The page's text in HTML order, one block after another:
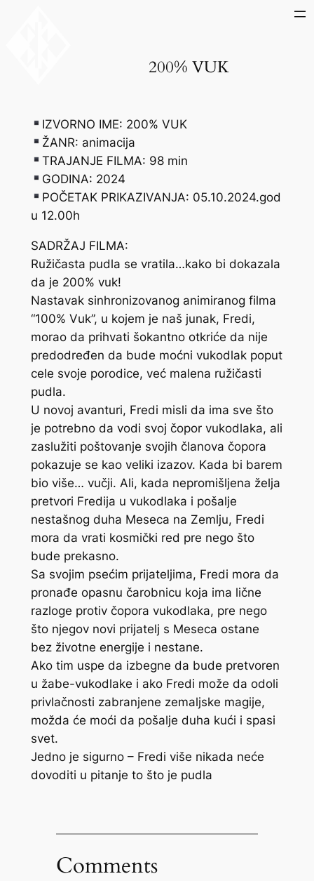
200% VUK
IZVORNO IME: 200% VUK
ŽANR: animacija
TRAJANJE FILMA: 98 min
GODINA: 2024
POČETAK PRIKAZIVANJA: 05.10.2024.god
u 12.00h
SADRŽAJ FILMA:
Ružičasta pudla se vratila…kako bi dokazala
da je 200% vuk!
Nastavak sinhronizovanog animiranog filma
“100% Vuk”, u kojem je naš junak, Fredi,
morao da prihvati šokantno otkriće da nije
predodređen da bude moćni vukodlak poput
cele svoje porodice, već malena ružičasti
pudla.
U novoj avanturi, Fredi misli da ima sve što
je potrebno da vodi svoj čopor vukodlaka, ali
zaslužiti poštovanje svojih članova čopora
pokazuje se kao veliki izazov. Kada bi barem
bio više… vučji. Ali, kada nepromišljena želja
pretvori Fredija u vukodlaka i pošalje
nestašnog duha Meseca na Zemlju, Fredi
mora da vrati kosmički red pre nego što
bude prekasno.
Sa svojim psećim prijateljima, Fredi mora da
pronađe opasnu čarobnicu koja ima lične
razloge protiv čopora vukodlaka, pre nego
što njegov novi prijatelj s Meseca ostane
bez životne energije i nestane.
Ako tim uspe da izbegne da bude pretvoren
u žabe-vukodlake i ako Fredi može da odoli
privlačnosti zabranjene zemaljske magije,
možda će moći da pošalje duha kući i spasi
svet.
Jedno je sigurno – Fredi više nikada neće
dovoditi u pitanje to što je pudla
Comments